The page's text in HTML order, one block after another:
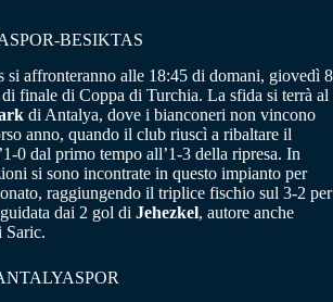
BESIKTAS
si affronteranno alle 18:45 di domani, giovedì 8
finale di Coppa di Turchia. La sfida si terrà al
di Antalya, dove i bianconeri non vincono
anno, quando il club riuscì a ribaltare il
0 dal primo tempo all’1-3 della ripresa. In
si sono incontrate in questo impianto per
raggiungendo il triplice fischio sul 3-2 per
dai 2 gol di Jehezkel, autore anche
Saric.